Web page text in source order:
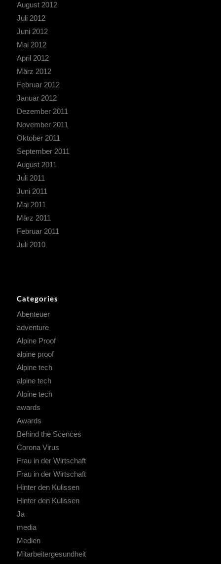
August 2012
Juli 2012
Juni 2012
Mai 2012
April 2012
März 2012
Februar 2012
Januar 2012
Dezember 2011
November 2011
Oktober 2011
September 2011
August 2011
Juli 2011
Juni 2011
Mai 2011
März 2011
Februar 2011
Juli 2010
Categories
Abenteuer
adventure
Alpine Proof
alpine proof
Alpine tech
alpine tech
Alpine tech
awards
Awards
Behind the Scences
Corona Virus
Frau in der Wirtschaft
Frau in der Wirtschaft
Hinter den Kulissen
Hinter den Kulissen
Ja
media
Medien
Mitarbeitergesundheit